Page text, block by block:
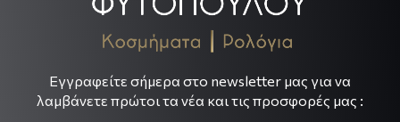
Εγγραφείτε σήμερα στο newsletter μας για να
λαμβάνετε πρώτοι τα νέα και τις προσφορές μας :